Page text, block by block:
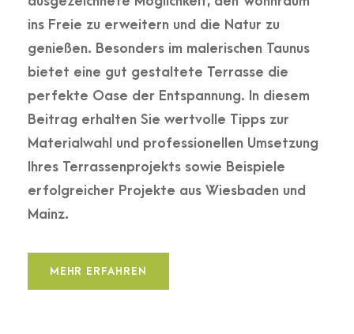
ins Freie zu erweitern und die Natur zu
genießen. Besonders im malerischen Taunus
bietet eine gut gestaltete Terrasse die
perfekte Oase der Entspannung. In diesem
Beitrag erhalten Sie wertvolle Tipps zur
Materialwahl und professionellen Umsetzung
Ihres Terrassenprojekts sowie Beispiele
erfolgreicher Projekte aus Wiesbaden und
Mainz.
MEHR ERFAHREN